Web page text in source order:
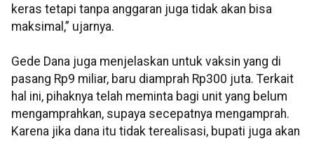
keras tetapi tanpa anggaran juga tidak akan bisa
maksimal,” ujarnya.
Gede Dana juga menjelaskan untuk vaksin yang di
pasang Rp9 miliar, baru diamprah Rp300 juta. Terkait
hal ini, pihaknya telah meminta bagi unit yang belum
mengamprahkan, supaya secepatnya mengamprah.
Karena jika dana itu tidak terealisasi, bupati juga akan